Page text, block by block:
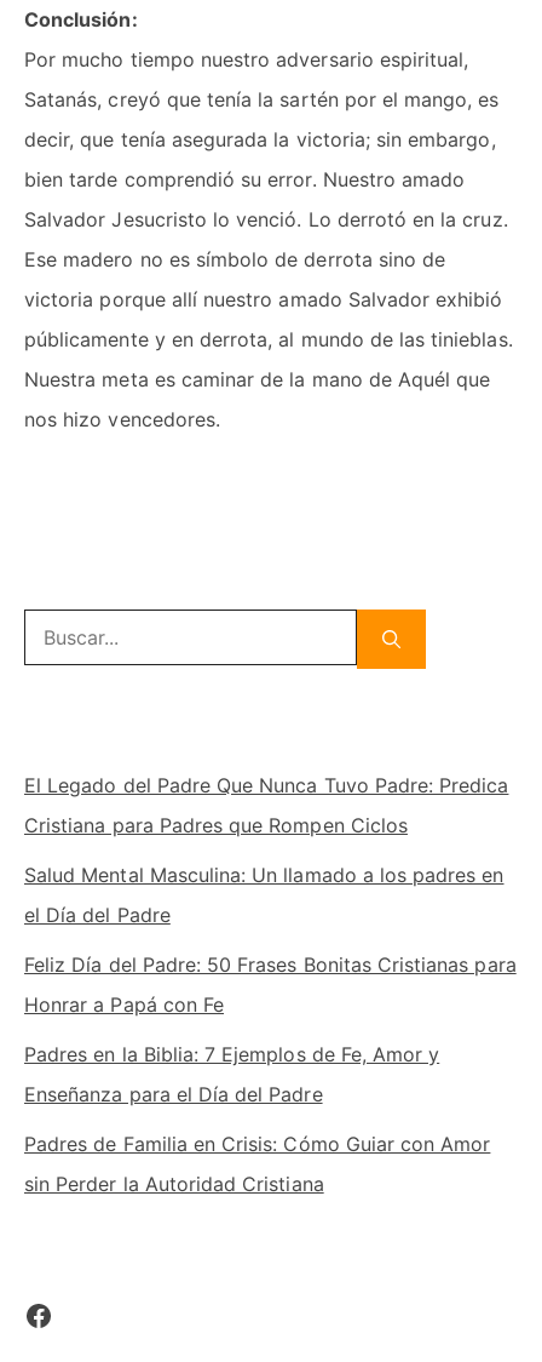
Conclusión:
Por mucho tiempo nuestro adversario espiritual,
Satanás, creyó que tenía la sartén por el mango, es
decir, que tenía asegurada la victoria; sin embargo,
bien tarde comprendió su error. Nuestro amado
Salvador Jesucristo lo venció. Lo derrotó en la cruz.
Ese madero no es símbolo de derrota sino de
victoria porque allí nuestro amado Salvador exhibió
públicamente y en derrota, al mundo de las tinieblas.
Nuestra meta es caminar de la mano de Aquél que
nos hizo vencedores.
Buscar:
El Legado del Padre Que Nunca Tuvo Padre: Predica
Cristiana para Padres que Rompen Ciclos
Salud Mental Masculina: Un llamado a los padres en
el Día del Padre
Feliz Día del Padre: 50 Frases Bonitas Cristianas para
Honrar a Papá con Fe
Padres en la Biblia: 7 Ejemplos de Fe, Amor y
Enseñanza para el Día del Padre
Padres de Familia en Crisis: Cómo Guiar con Amor
sin Perder la Autoridad Cristiana
Facebook